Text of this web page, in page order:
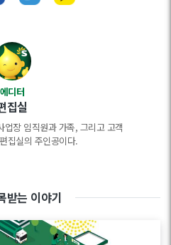
에디터
집실
장 임직원과 가족, 그리고 고객
집실의 주인공이다.
받는 이야기